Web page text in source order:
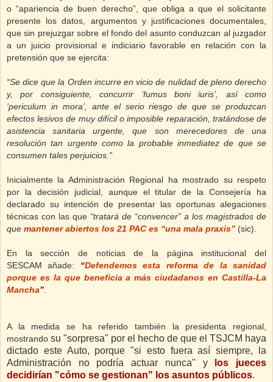
o “apariencia de buen derecho”, que obliga a que el solicitante
presente los datos, argumentos y justificaciones documentales,
que sin prejuzgar sobre el fondo del asunto conduzcan al juzgador
a un juicio provisional e indiciario favorable en relación con la
pretensión que se ejercita:
“Se dice que la Orden incurre en vicio de nulidad de pleno derecho
y, por consiguiente, concurrir ‘fumus boni iuris’, así como
‘periculum in mora’, ante el serio riesgo de que se produzcan
efectos lesivos de muy difícil o imposible reparación, tratándose de
asistencia sanitaria urgente, que son merecedores de una
resolución tan urgente como la probable inmediatez de que se
consumen tales perjuicios.”
Inicialmente la Administración Regional ha mostrado su respeto
por la decisión judicial, aunque el titular de la Consejería ha
declarado su intención de presentar las oportunas alegaciones
técnicas con las que “tratará de “convencer” a los magistrados de
que mantener abiertos los 21 PAC es “una mala praxis” (sic).
En la sección de noticias de la página institucional del
SESCAM añade: “Defendemos esta reforma de la sanidad
porque es la que beneficia a más ciudadanos en Castilla-La
Mancha”
A la medida se ha referido también la presidenta regional,
mostrando su "sorpresa" por el hecho de que el TSJCM haya
dictado este Auto, porque "si esto fuera así siempre, la
Administración no podría actuar nunca" y
los jueces
decidirían "cómo se gestionan" los asuntos públicos.